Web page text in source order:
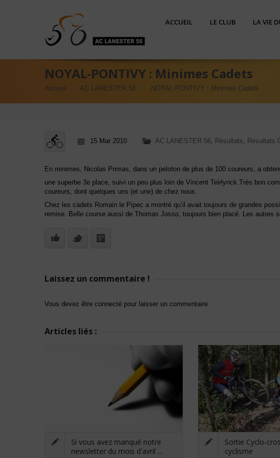
ACCUEIL LE CLUB LA VIE
NOYAL-PONTIVY : Minimes Cadets
Accueil AC LANESTER 56 NOYAL-PONTIVY : Minimes Cadets
15 Mar 2010 AC LANESTER 56, Résultats, Résultats
En minimes, Nicolas Primas, dans un peloton de plus de 100 coureurs, a
une superbe 3e place, suivi un peu plus loin de Vincent Teirlynck.Très bon
coureurs, dont quelques uns (et une) de chez nous.
Chez les cadets Romain le Pipec a montré qu’il avait toujours de grandes
remise. Belle course aussi de Thomas Josso, toujours bien placé. Les autres
Laissez un commentaire !
Vous devez être connecté pour laisser un commentaire
Articles liés :
Si vous avez manqué notre
newsletter du mois d'avril ...
Sortie Cyclo-
cyclisme